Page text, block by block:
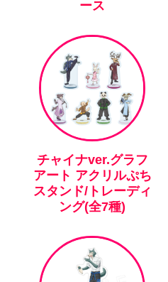
ース
チャイナver.グラフ
アート アクリルぷち
スタンド/トレーディ
ング(全7種)